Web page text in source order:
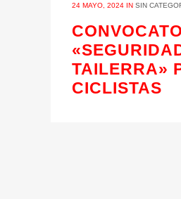
24 MAYO, 2024 IN SIN
TAILERRA»
CICLISTAS